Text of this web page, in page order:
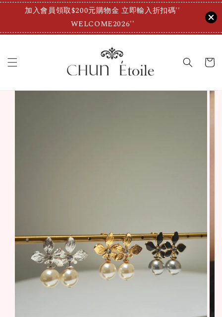
加入會員領取$200元購物金 立即輸入折扣碼''
WELCOME2026''